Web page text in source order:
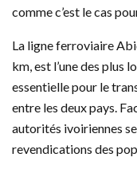
comme c’est le cas
La ligne ferroviaire
km, est l’une des plus
essentielle pour le
entre les deux pays.
autorités ivoiriennes
revendications des